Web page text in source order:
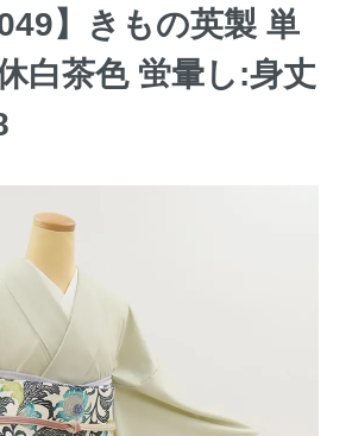
】きもの英製 単
白茶色 蛍暈し:身丈